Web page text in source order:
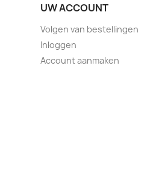
UW ACCOUNT
Volgen van bestellingen
Inloggen
Account aanmaken